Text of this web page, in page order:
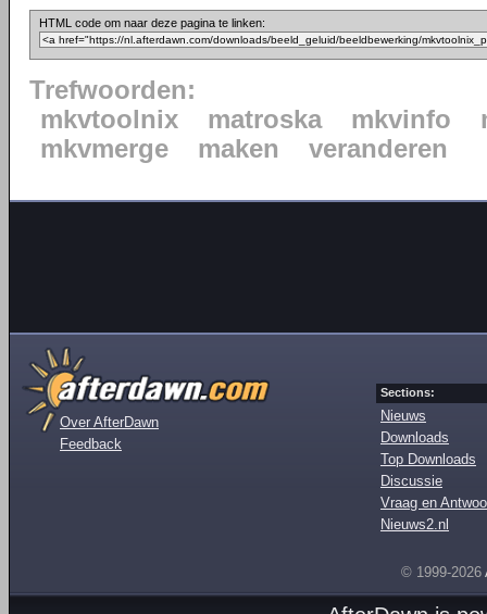
HTML code om naar deze pagina te linken:
Trefwoorden:
mkvtoolnix
matroska mkvinfo
mkvmerge
maken veranderen
Over AfterDawn
Feedback
Sections:
Nieuws
Downloads
Top Downloads
Discussie
Vraag en
Nieuws2.nl
© 1999-2026